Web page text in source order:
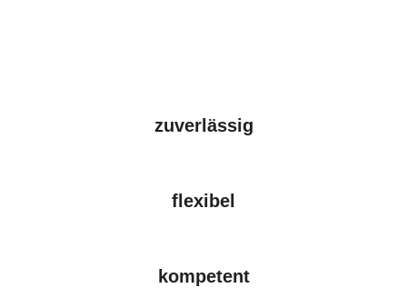
zuverlässig
flexibel
kompetent